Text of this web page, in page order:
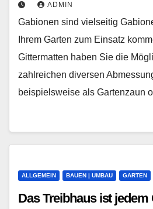
ADMIN
Gabionen sind vielseitig
Ihrem Garten zum Einsatz
Gittermatten haben Sie die
zahlreichen diversen
beispielsweise als Gartenzaun
ALLGEMEIN BAUEN | UMBAU GARTEN
Das Treibhaus ist jedem